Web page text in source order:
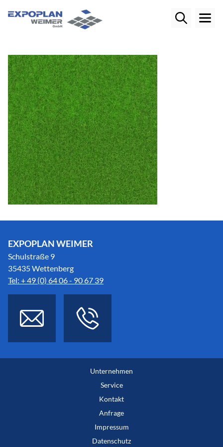
EXPOPLAN WEIMER
Schulstraße 9
35435 Wettenberg
Tel: + 49 (0) 64 06 - 90 67 39
Unternehmen
Service
Kontakt
Anfrage
Impressum
Datenschutz